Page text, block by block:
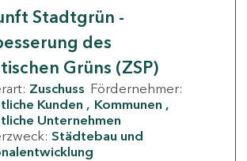
Stadtgrün -
des
Grüns (ZSP)
Zuschuss Fördernehmer:
Kunden
Kommunen
Unternehmen
Städtebau und